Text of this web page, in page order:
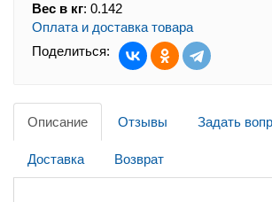
Вес в кг: 0.142
Оплата и доставка товара
Поделиться:
Описание Отзывы Задать
Доставка Возврат